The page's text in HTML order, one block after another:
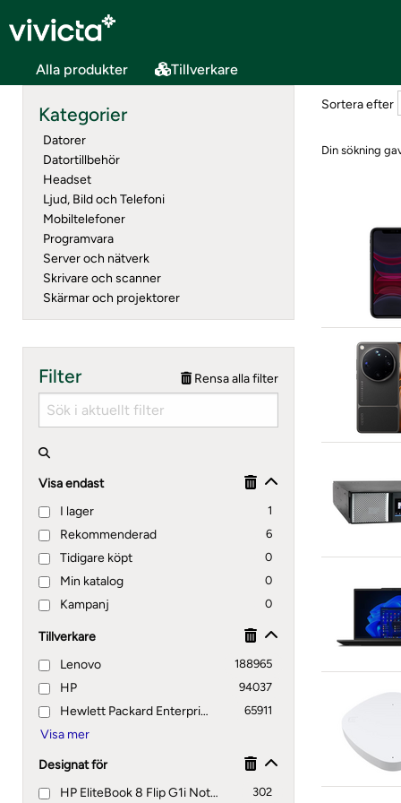
Alla produkter Tillverkare
Kategorier
Datorer
Datortillbehör
Headset
Ljud, Bild och Telefoni
Mobiltelefoner
Programvara
Server och nätverk
Skrivare och scanner
Skärmar och projektorer
Filter Rensa alla filter
Visa endast
I lager
1
Rekommenderad 6
Tidigare köpt 0
Min katalog 0
Kampanj 0
Tillverkare
Lenovo
188965
HP 94037
Hewlett Packard Enterprise 65911
Designat för
HP EliteBook 8 Flip G1i Notebook AI, G2i Notebook Next Gen
302
Sortera efter
Din sökning